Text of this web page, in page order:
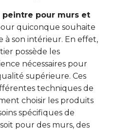
peintre pour murs et
quiconque souhaite
son intérieur. En effet,
possède les
nécessaires pour
supérieure. Ces
techniques de
choisir les produits
spécifiques de
pour des murs, des